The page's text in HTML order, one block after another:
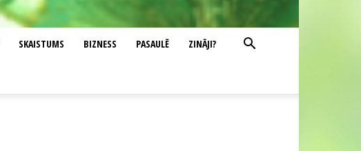
SKAISTUMS BIZNESS PASAULĒ ZINĀJI?